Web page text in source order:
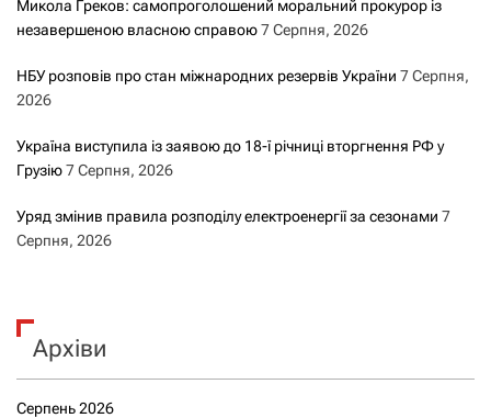
Микола Греков: самопроголошений моральний прокурор із
незавершеною власною справою7 Серпня, 2026
НБУ розповів про стан міжнародних резервів України 7 Серпня,
2026
Україна виступила із заявою до 18-ї річниці вторгнення РФ у
Грузію7 Серпня, 2026
Уряд змінив правила розподілу електроенергії за сезонами 7
Серпня, 2026
Архіви
Серпень 2026